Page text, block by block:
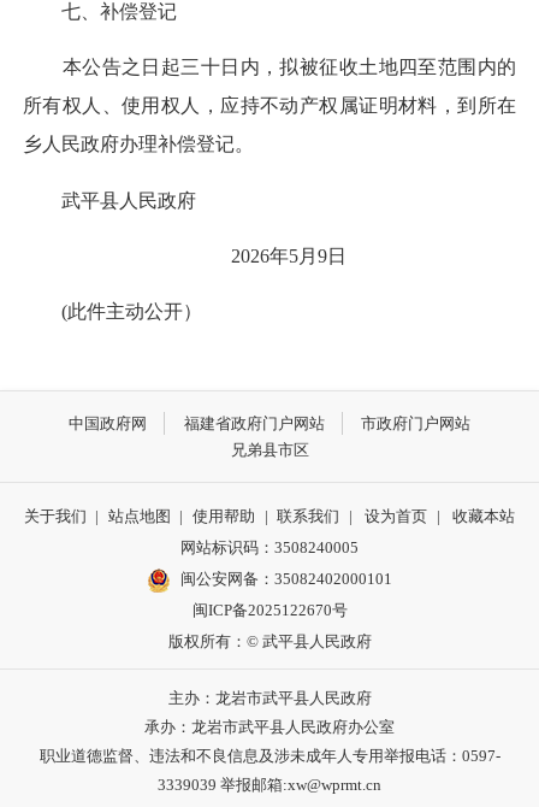
七、补偿登记
本公告之日起三十日内，拟被征收土地四至范围内的
所有权人、使用权人，应持不动产权属证明材料，到所在
乡人民政府办理补偿登记。
武平县人民政府
2026年5月9日
(此件主动公开）
中国政府网 福建省政府门户网站
市政府门户网站
兄弟县市区
关于我们 | 站点地图 | 使用帮助 | 联系我们 | 设为首页 |
收藏本站
网站标识码：3508240005
闽公安网备：35082402000101
闽ICP备2025122670号
版权所有：© 武平县人民政府
主办：龙岩市武平县人民政府
承办：龙岩市武平县人民政府办公室
职业道德监督、违法和不良信息及涉未成年人专用举报电话：0597-
3339039 举报邮箱:xw@wprmt.cn